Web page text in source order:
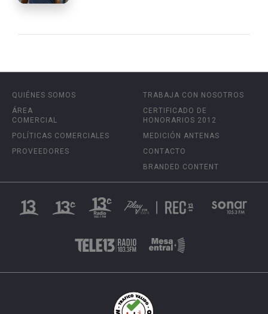
QUIÉNES SOMOS
ÁREA
COMERCIAL
POLÍTICAS COMERCIALES
PROVEEDORES
TRABAJA CON NOSOTROS
CERTIFICADO DE
HONORARIOS 2012
MEDICIÓN ANTENAS
CONTACTO
BRANDED CONTENT